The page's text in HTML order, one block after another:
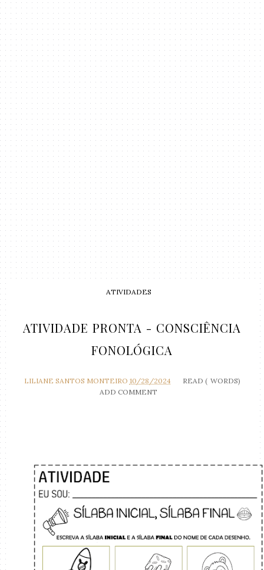
ATIVIDADES
ATIVIDADE PRONTA - CONSCIÊNCIA
FONOLÓGICA
LILIANE SANTOS MONTEIRO 10/28/2024 READ ( WORDS)
ADD COMMENT